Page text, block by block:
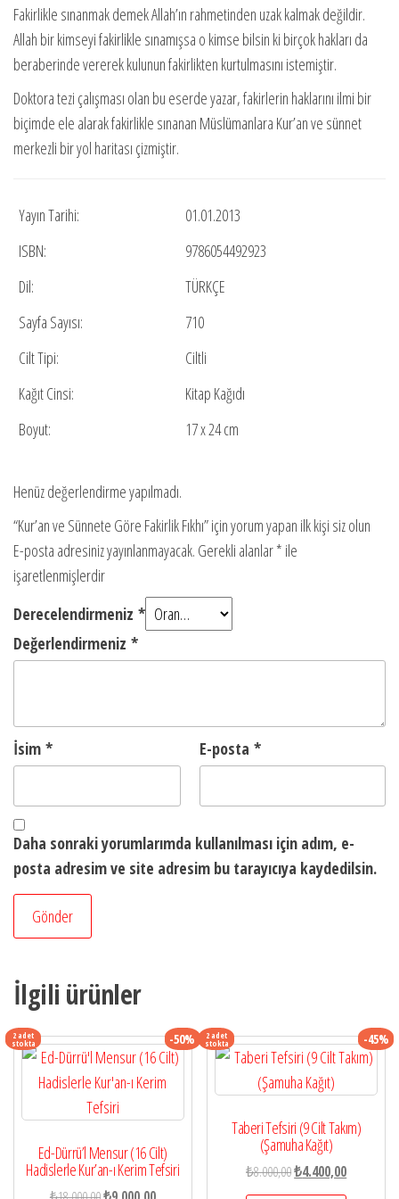
Fakirlikle sınanmak demek Allah’ın rahmetinden uzak kalmak değildir.
Allah bir kimseyi fakirlikle sınamışsa o kimse bilsin ki birçok hakları da
beraberinde vererek kulunun fakirlikten kurtulmasını istemiştir.
Doktora tezi çalışması olan bu eserde yazar, fakirlerin haklarını ilmi bir
biçimde ele alarak fakirlikle sınanan Müslümanlara Kur’an ve sünnet
merkezli bir yol haritası çizmiştir.
Yayın Tarihi:
01.01.2013
ISBN:
9786054492923
Dil:
TÜRKÇE
Sayfa Sayısı:
710
Cilt Tipi:
Ciltli
Kağıt Cinsi:
Kitap Kağıdı
Boyut:
17 x 24 cm
Henüz değerlendirme yapılmadı.
“Kur’an ve Sünnete Göre Fakirlik Fıkhı” için yorum yapan ilk kişi siz olun
E-posta adresiniz yayınlanmayacak. Gerekli alanlar* ile
işaretlenmişlerdir
Derecelendirmeniz *
Değerlendirmeniz *
İsim * E-posta *
Daha sonraki yorumlarımda kullanılması için adım, e-
posta adresim ve site adresim bu tarayıcıya kaydedilsin.
İlgili ürünler
2 adet
stokta -50%
Ed-Dürrü’l Mensur (16 Cilt)
Hadislerle Kur’an-ı Kerim Tefsiri
2 adet
stokta -45%
Taberi Tefsiri (9 Cilt Takım)
(Şamuha Kağıt)
₺8.000,00Orijinal
fiyat:
₺4.400,00Şu
andaki